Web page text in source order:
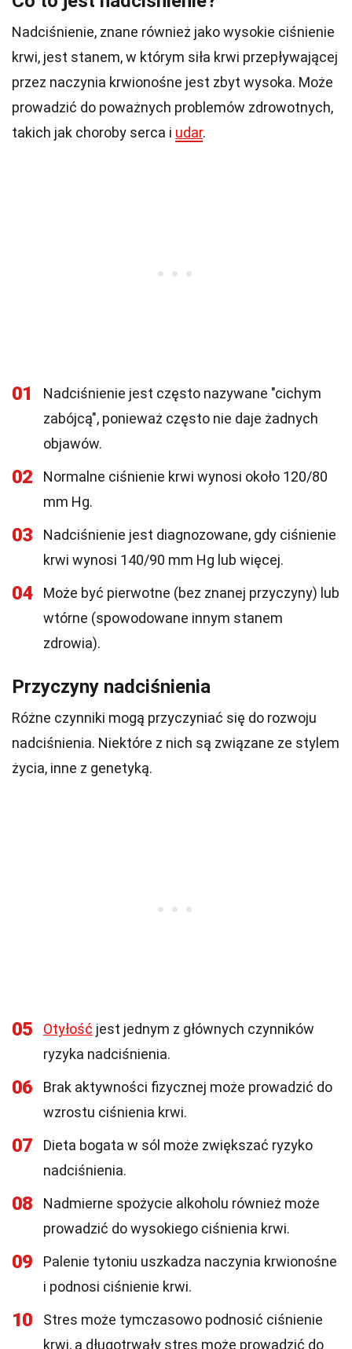
Nadciśnienie, znane również jako wysokie ciśnienie
krwi, jest stanem, w którym siła krwi przepływającej
przez naczynia krwionośne jest zbyt wysoka. Może
prowadzić do poważnych problemów zdrowotnych,
takich jak choroby serca i udar.
01
Nadciśnienie jest często nazywane "cichym
zabójcą", ponieważ często nie daje żadnych
objawów.
02
Normalne ciśnienie krwi wynosi około 120/80
mm Hg.
03
Nadciśnienie jest diagnozowane, gdy ciśnienie
krwi wynosi 140/90 mm Hg lub więcej.
04
Może być pierwotne (bez znanej przyczyny) lub
wtórne (spowodowane innym stanem
zdrowia).
Przyczyny nadciśnienia
Różne czynniki mogą przyczyniać się do rozwoju
nadciśnienia. Niektóre z nich są związane ze stylem
życia, inne z genetyką.
05 Otyłość jest jednym z głównych czynników
ryzyka nadciśnienia.
06
Brak aktywności fizycznej może prowadzić do
wzrostu ciśnienia krwi.
07
Dieta bogata w sól może zwiększać ryzyko
nadciśnienia.
08
Nadmierne spożycie alkoholu również może
prowadzić do wysokiego ciśnienia krwi.
09
Palenie tytoniu uszkadza naczynia krwionośne
i podnosi ciśnienie krwi.
10
Stres może tymczasowo podnosić ciśnienie
krwi, a długotrwały stres może prowadzić do